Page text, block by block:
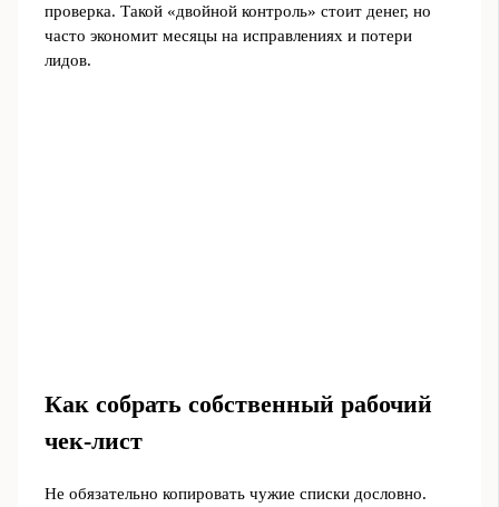
проверка. Такой «двойной контроль» стоит денег, но
часто экономит месяцы на исправлениях и потери
лидов.
Как собрать собственный рабочий
чек-лист
Не обязательно копировать чужие списки дословно.